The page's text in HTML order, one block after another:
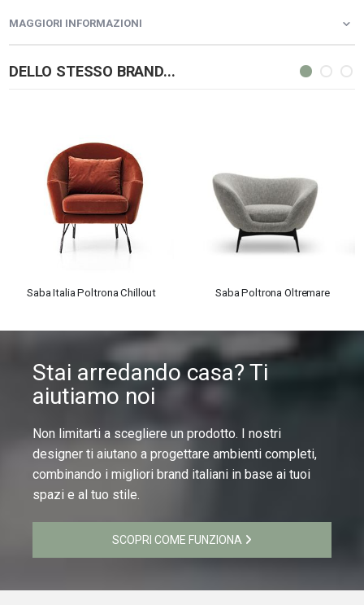
MAGGIORI INFORMAZIONI
DELLO STESSO BRAND...
Saba Italia Poltrona Chillout Saba Poltrona Oltremare
Stai arredando casa? Ti
aiutiamo noi
Non limitarti a scegliere un prodotto. I nostri
designer ti aiutano a progettare ambienti completi,
combinando i migliori brand italiani in base ai tuoi
spazi e al tuo stile.
SCOPRI COME FUNZIONA